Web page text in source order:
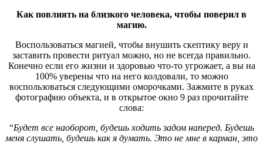
Как повлиять на близкого человека, чтобы поверил в
магию.
Воспользоваться магией, чтобы внушить скептику веру и
заставить провести ритуал можно, но не всегда правильно.
Конечно если его жизни и здоровью что-то угрожает, а вы на
100% уверены что на него колдовали, то можно
воспользоваться следующими оморочками. Зажмите в руках
фотографию объекта, и в открытое окно 9 раз прочитайте
слова:
“Будет все наоборот, будешь ходить задом наперед. Будешь
меня слушать, будешь как я думать. Это не мне в карман, это